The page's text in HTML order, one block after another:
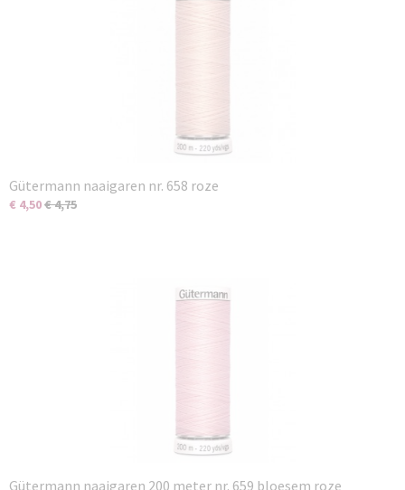
Gütermann naaigaren nr. 658 roze
€ 4,50€ 4,75
Gütermann naaigaren 200 meter nr. 659 bloesem roze